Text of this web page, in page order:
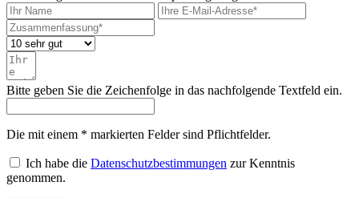
Bitte geben Sie die Zeichenfolge in das nachfolgende Textfeld ein.
Die mit einem * markierten Felder sind Pflichtfelder.
Ich habe die Datenschutzbestimmungen zur Kenntnis
genommen.